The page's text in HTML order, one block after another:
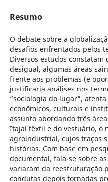
Resumo
O debate sobre a
desafios enfrentados pelos
Diversos estudos
desigual, algumas áreas
frente aos problemas (e
justificaria análises nos
“sociologia do lugar”,
econômicos, culturais e
assunto abordando três
Itajaí têxtil e do vestuário, o
agroindustrial, cujos traços
histórias. Com base em
documental, fala-se sobre
variaram da reestruturação
condutas depois tornadas